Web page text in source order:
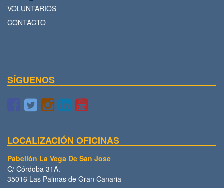
VOLUNTARIOS
CONTACTO
SÍGUENOS
LOCALIZACIÓN OFICINAS
Pabellón La Vega De San Jose
C/ Córdoba 31A.
35016 Las Palmas de Gran Canaria